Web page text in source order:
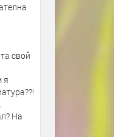
свой
я
На